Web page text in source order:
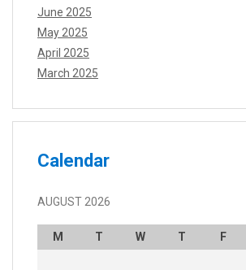
June 2025
May 2025
April 2025
March 2025
Calendar
AUGUST 2026
M T W T F